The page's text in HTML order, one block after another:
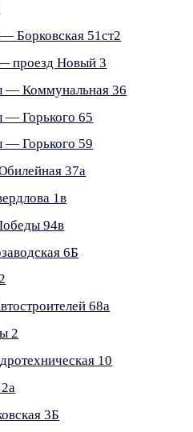
Борковская 51ст2
проезд Новый 3
— Коммунальная 36
— Горького 65
— Горького 59
37а
1в
94в
6Б
68а
2
10
3Б